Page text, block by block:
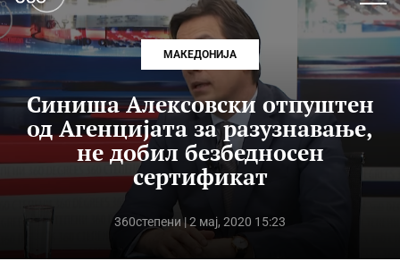
МАКЕДОНИЈА
Синиша Алексовски отпуштен
од Агенцијата за разузнавање,
не добил безбедносен
сертификат
360степени| 2 мај, 2020 15:23